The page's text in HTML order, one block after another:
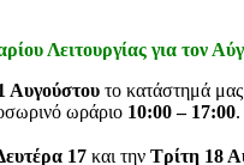
Λειτουργίας για τον
Αυγούστου το κατάστημά μας
ωράριο 10:00 – 17:00.
17 και την Τρίτη 18